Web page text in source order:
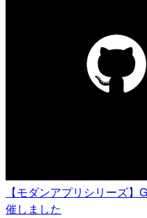
【モダンアプリシリーズ
催しました